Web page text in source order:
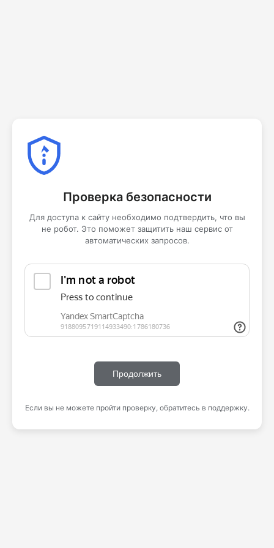
Проверка безопасности
Для доступа к сайту необходимо подтвердить, что вы
не робот. Это поможет защитить наш сервис от
автоматических запросов.
Продолжить
Если вы не можете пройти проверку, обратитесь в поддержку.